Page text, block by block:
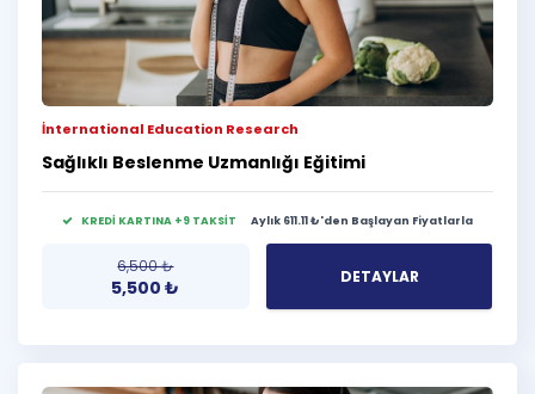
İnternational Education Research
Sağlıklı Beslenme Uzmanlığı Eğitimi
KREDİ KARTINA +9 TAKSİT Aylık 611.11 ₺'den Başlayan Fiyatlarla
6,500₺
5,500₺ DETAYLAR